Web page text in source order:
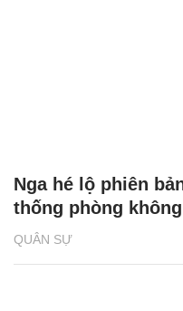
QUÂN SỰ
Nga hé lộ phiên
thống phòng